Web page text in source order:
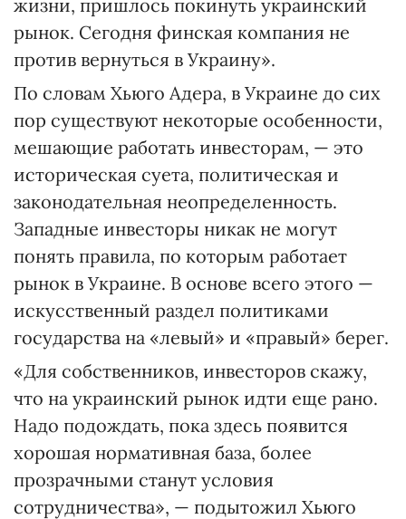
жизни, пришлось покинуть украинский
рынок. Сегодня финская компания не
против вернуться в Украину».
По словам Хьюго Адера, в Украине до сих
пор существуют некоторые особенности,
мешающие работать инвесторам, — это
историческая суета, политическая и
законодательная неопределенность.
Западные инвесторы никак не могут
понять правила, по которым работает
рынок в Украине. В основе всего этого —
искусственный раздел политиками
государства на «левый» и «правый» берег.
«Для собственников, инвесторов скажу,
что на украинский рынок идти еще рано.
Надо подождать, пока здесь появится
хорошая нормативная база, более
прозрачными станут условия
сотрудничества», — подытожил Хьюго